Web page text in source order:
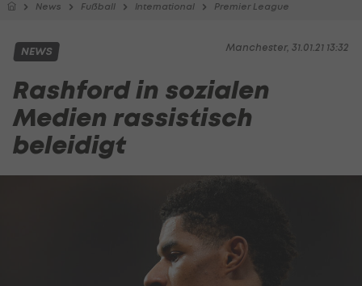
News Fußball International Premier League
Manchester, 31.01.21 13:32
NEWS
Rashford in sozialen
Medien rassistisch
beleidigt